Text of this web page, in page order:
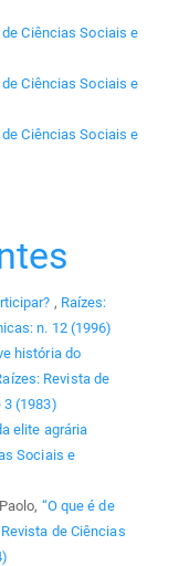
Ciências Sociais e
Ciências Sociais e
Ciências Sociais e
, Raízes:
n. 12 (1996)
história do
Revista de
3 (1983)
elite agrária
Sociais e
“O que é de
de Ciências